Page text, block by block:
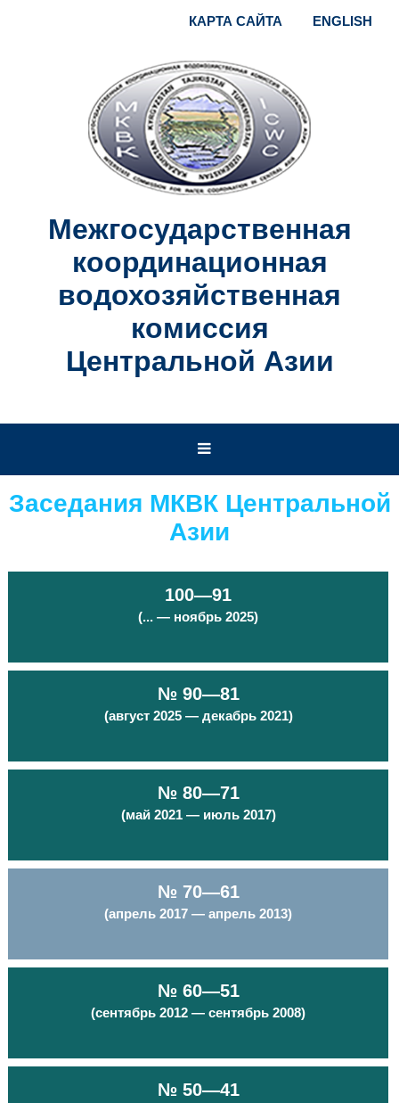
КАРТА САЙТА ENGLISH
Межгосударственная
координационная
водохозяйственная
комиссия
Центральной Азии
Заседания МКВК Центральной
Азии
100—91
(... — ноябрь 2025)
№ 90—81
(август 2025 — декабрь 2021)
№ 80—71
(май 2021 — июль 2017)
№ 70—61
(апрель 2017 — апрель 2013)
№ 60—51
(сентябрь 2012 — сентябрь 2008)
№ 50—41